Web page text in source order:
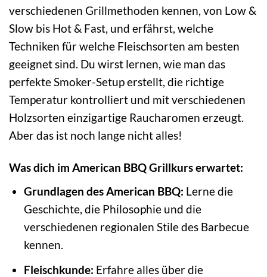
verschiedenen Grillmethoden kennen, von Low &
Slow bis Hot & Fast, und erfährst, welche
Techniken für welche Fleischsorten am besten
geeignet sind. Du wirst lernen, wie man das
perfekte Smoker-Setup erstellt, die richtige
Temperatur kontrolliert und mit verschiedenen
Holzsorten einzigartige Raucharomen erzeugt.
Aber das ist noch lange nicht alles!
Was dich im American BBQ Grillkurs erwartet:
Grundlagen des American BBQ: Lerne die
Geschichte, die Philosophie und die
verschiedenen regionalen Stile des Barbecue
kennen.
Fleischkunde: Erfahre alles über die